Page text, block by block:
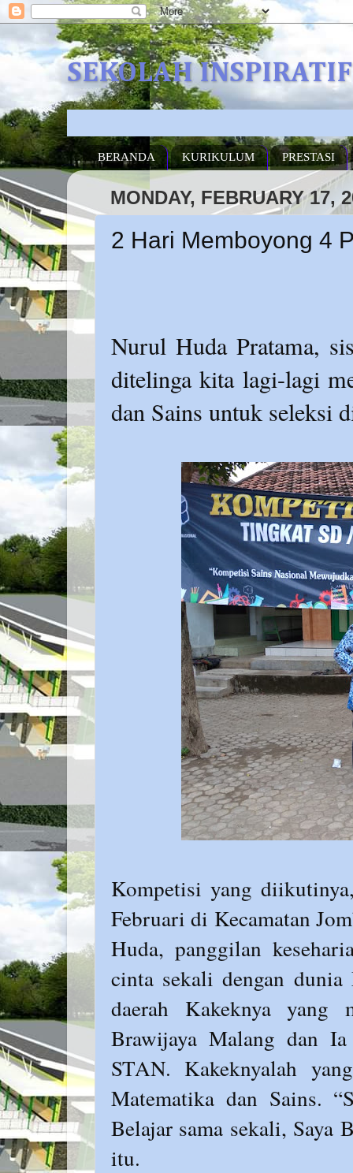
SEKOLAH
BERANDA KURIKULUM PRESTASI
MONDAY, FEBRUARY 17,
2 Hari Memboyong 4
Nurul Huda Pratama,
ditelinga kita lagi-lagi
dan Sains untuk seleksi
Kompetisi yang
Februari di Kecamatan
Huda, panggilan
cinta sekali dengan
daerah Kakeknya yang
Brawijaya Malang dan
STAN. Kakeknyalah
Matematika dan Sains.
Belajar sama sekali, Saya
itu.